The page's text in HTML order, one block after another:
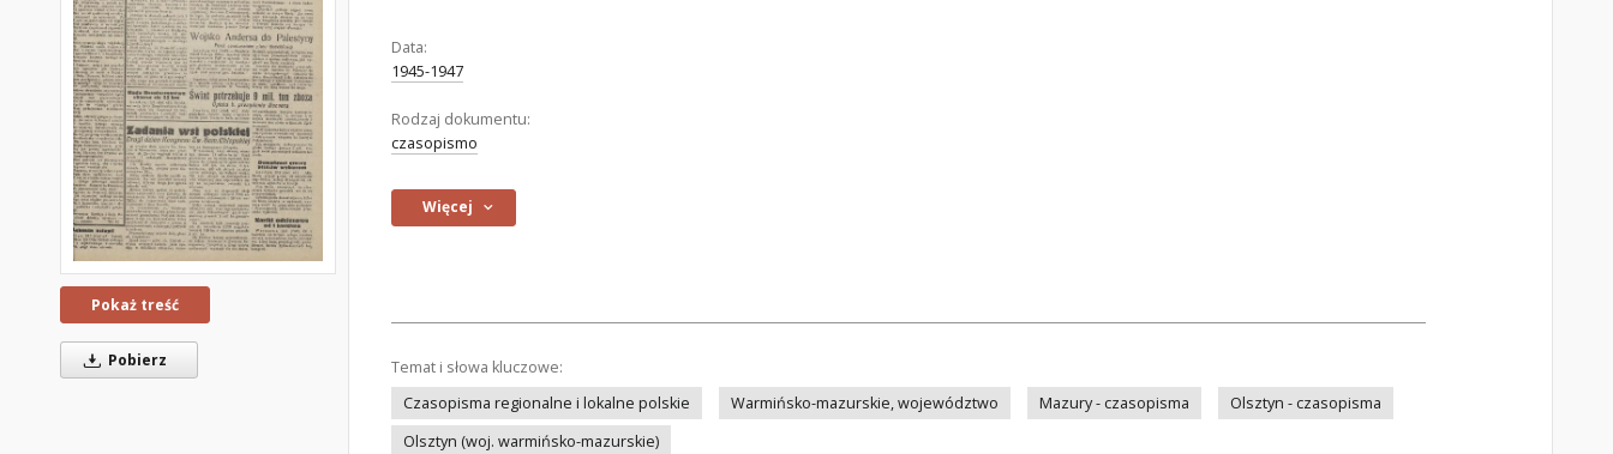
Pokaż treść
Pobierz
Data:
1945-1947
Rodzaj dokumentu:
czasopismo
Więcej
Temat i słowa kluczowe:
Czasopisma regionalne i lokalne polskie
Warmińsko-mazurskie, województwo Mazury - czasopisma
Olsztyn - czasopisma
Olsztyn (woj. warmińsko-mazurskie)